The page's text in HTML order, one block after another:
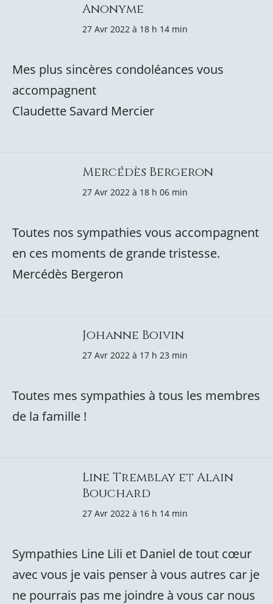
Anonyme
27 Avr 2022 à 18 h 14 min
Mes plus sincères condoléances vous
accompagnent
Claudette Savard Mercier
Mercédès Bergeron
27 Avr 2022 à 18 h 06 min
Toutes nos sympathies vous accompagnent
en ces moments de grande tristesse.
Mercédès Bergeron
Johanne Boivin
27 Avr 2022 à 17 h 23 min
Toutes mes sympathies à tous les membres
de la famille !
Line Tremblay et Alain
Bouchard
27 Avr 2022 à 16 h 14 min
Sympathies Line Lili et Daniel de tout cœur
avec vous je vais penser à vous autres car je
ne pourrais pas me joindre à vous car nous